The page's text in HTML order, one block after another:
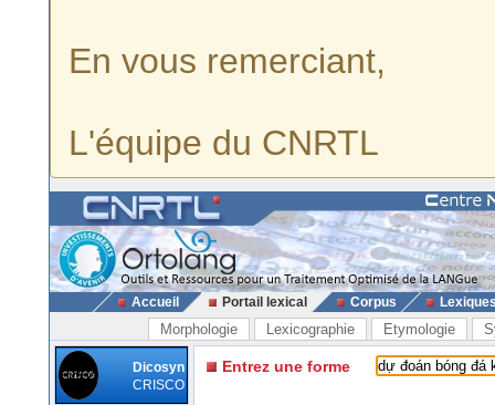
En vous remerciant,
L'équipe du CNRTL
Accueil Portail lexical Corpus
Morphologie Lexicographie Etymologie
Dicosyn
CRISCO
Entrez une forme